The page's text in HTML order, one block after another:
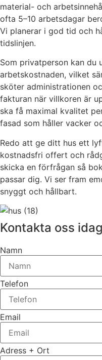
material- och
ofta 5–10 arbetsdagar
Vi planerar i god tid och
tidslinjen.
Som privatperson kan du
arbetskostnaden, vilket
sköter administrationen
fakturan när villkoren är
ska få maximal kvalitet
fasad som håller vacker
Redo att ge ditt hus ett
kostnadsfri offert och
skicka en förfrågan så
passar dig. Vi ser fram
snyggt och hållbart.
Kontakta oss
Namn
Telefon
Email
Adress + Ort